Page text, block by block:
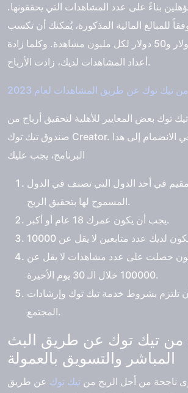
بناءً على عدد المشاهدات التي يحققونها.
للمبالغ المالية المذكورة، يُمكنك أن تكسب
ما يتراوح بين 20 دولار و50 دولار لكل مليون مشاهدة. وكلما زادة
أعداد المشاهدات لديك، زادت الأرباح.
تيك توك عن طريق المشاهدات لعام 2023
توك بعض المعايير للأهلية لتحقيق أرباح من
صندوق تيك توك Creator. إذا كنت ترغب في الانضمام إلى هذا
البرنامج، يجب عليك
في أحد الدول التي تصنف في الدول
المسموح لها بتحقيق الربح.
يجب أن يكون عمرك 18 عام أو أكبر.
حصلت على عدد مشاهدات لا يقل عن
100000 خلال الـ 30 يوم الأخيرة.
تلتزم بشروط خدمة تيك توك وإرشادات
المجتمع.
من تيك توك عن طريق البث
المباشر والتسويق بالعمولة
ناجحة من أجل الربح من تيك توك عن طريق